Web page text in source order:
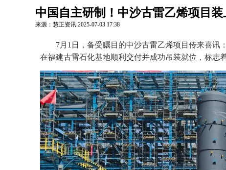
中国自主研制！中沙古雷乙烯项目装
来源：慧正资讯 2025-07-03 17:38
7月1日，备受瞩目的中沙古雷乙烯项目传来喜
在福建古雷石化基地顺利交付并成功吊装就位，标志